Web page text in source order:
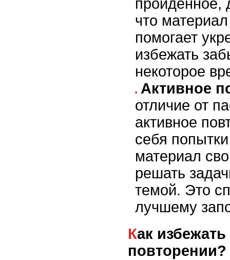
пройденное,
что
помогает
избежать
некоторое
Активное
отличие от
активное
себя
материал
решать
темой. Это
лучшему
Как избежать перегрузки при
повторении?